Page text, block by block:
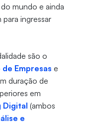
mundo e ainda
ingressar
são o
Empresas e
duração de
em
Digital (ambos
e